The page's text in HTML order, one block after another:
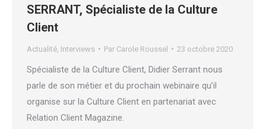
SERRANT, Spécialiste de la Culture
Client
Actualité Interviews Par Carole Roussel 23 octobre 2020
Spécialiste de la Culture Client, Didier Serrant nous
parle de son métier et du prochain webinaire qu’il
organise sur la Culture Client en partenariat avec
Relation Client Magazine.